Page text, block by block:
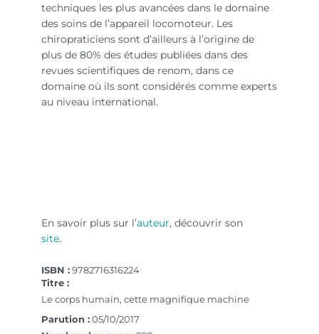
techniques les plus avancées dans le domaine
des soins de l’appareil locomoteur. Les
chiropraticiens sont d’ailleurs à l’origine de
plus de 80% des études publiées dans des
revues scientifiques de renom, dans ce
domaine où ils sont considérés comme experts
au niveau international.
En savoir plus sur l’auteur, découvrir son
site.
ISBN :9782716316224
Titre :
Le corps humain, cette magnifique machine
Parution :05/10/2017